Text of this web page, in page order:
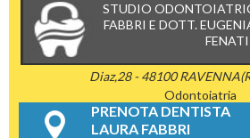
STUDIO
FABBRI E DOTT.
FENATI
Diaz,28 - 48100
Odontoiatria
PRENOTA DENTISTA
LAURA FABBRI